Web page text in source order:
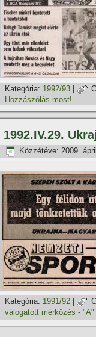
Kategória: 1992/93
Hozzászólás most!
1992.IV.29.
Közzétéve: 2009.
Kategória: 1991/92
válogatott mérkőzés - "A"